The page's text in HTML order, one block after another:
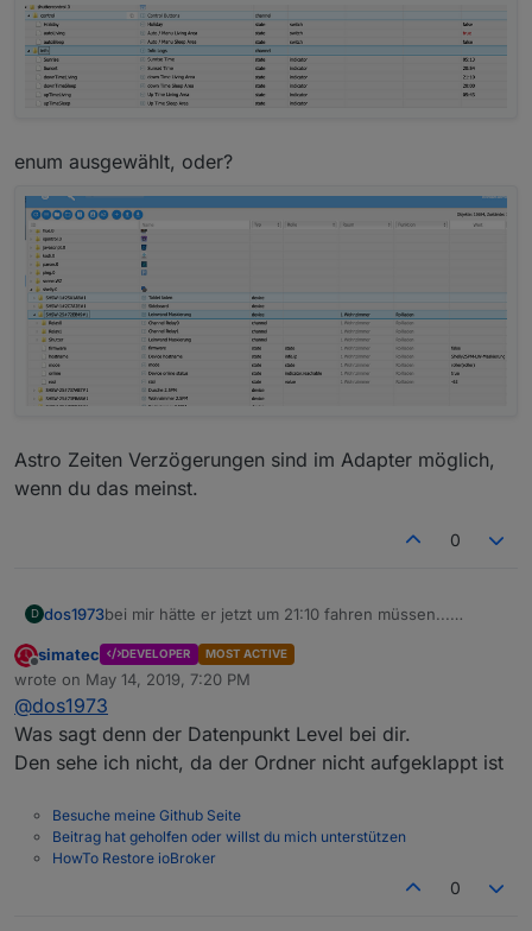
enum ausgewählt, oder?
Astro Zeiten Verzögerungen sind im Adapter möglich,
wenn du das meinst.
0
D dos1973bei mir hätte er jetzt um 21:10 fahren müssen...
nicht
enum ausgewählt, oder?
Astro Zeiten Verzögerungen sind im Adapter möglich,
wenn du das meinst.
Offline
simatec DEVELOPER MOST ACTIVE
wrote on May 14, 2019, 7:20 PM
last edited by
@dos1973
Was sagt denn der Datenpunkt Level bei dir.
Den sehe ich nicht, da der Ordner nicht aufgeklappt ist
Besuche meine Github Seite
Beitrag hat geholfen oder willst du mich unterstützen
HowTo Restore ioBroker
0